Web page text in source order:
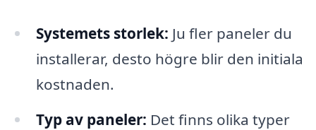
Systemets storlek: Ju fler paneler du
installerar, desto högre blir den initiala
kostnaden.
Typ av paneler: Det finns olika typer